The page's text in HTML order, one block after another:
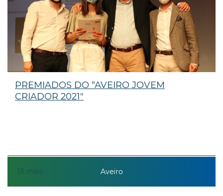
13 maio
PREMIADOS DO “AVEIRO JOVEM
CRIADOR 2021"
Aveiro